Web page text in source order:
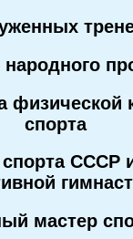
физической
спорта
СССР
мастер